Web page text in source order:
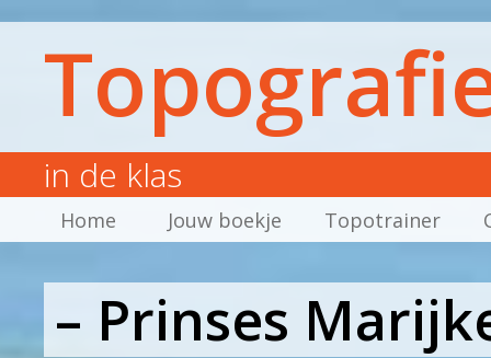
in de klas
Home Jouw boekje Topotrainer
– Prinses